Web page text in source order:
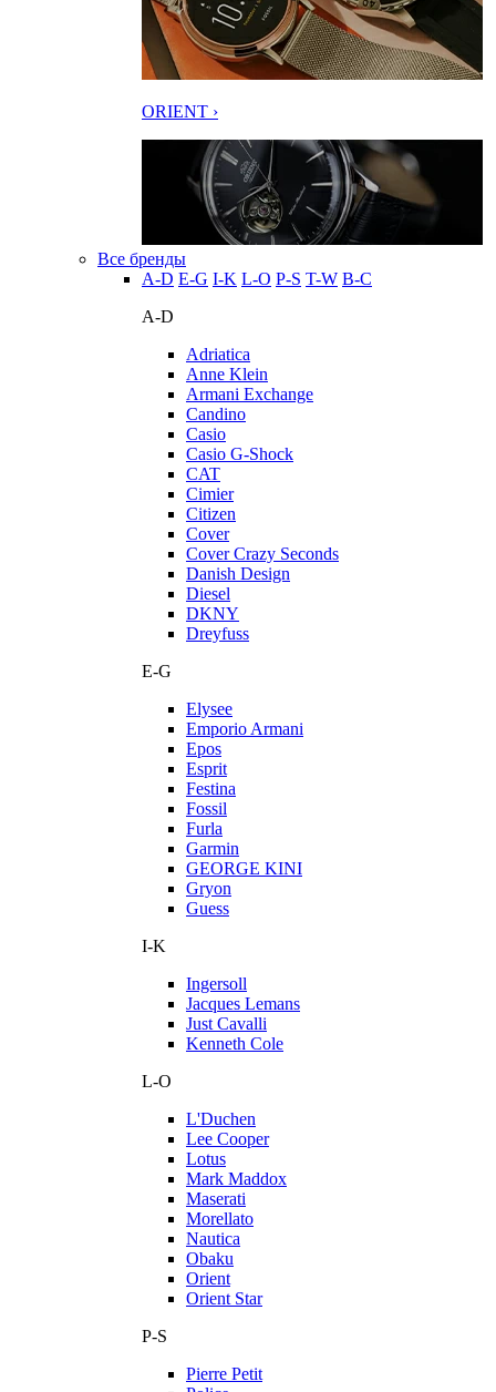
ORIENT ›
Все бренды
A-D E-G I-K L-O P-S T-W В-С
A-D
Adriatica
Anne Klein
Armani Exchange
Candino
Casio
Casio G-Shock
CAT
Cimier
Citizen
Cover
Cover Crazy Seconds
Danish Design
Diesel
DKNY
Dreyfuss
E-G
Elysee
Emporio Armani
Epos
Esprit
Festina
Fossil
Furla
Garmin
GEORGE KINI
Gryon
Guess
I-K
Ingersoll
Jacques Lemans
Just Cavalli
Kenneth Cole
L-O
L'Duchen
Lee Cooper
Lotus
Mark Maddox
Maserati
Morellato
Nautica
Obaku
Orient
Orient Star
P-S
Pierre Petit